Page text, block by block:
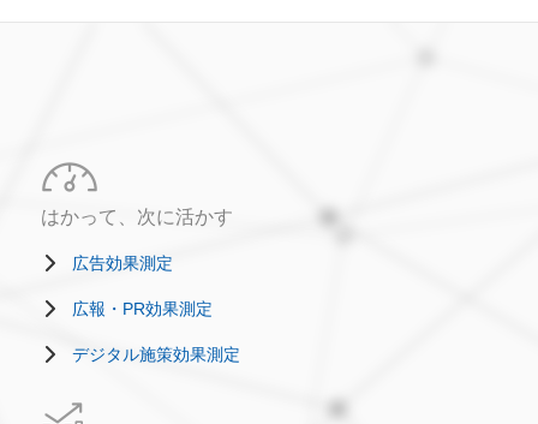
はかって、次に活かす
広告効果測定
広報・PR効果測定
デジタル施策効果測定